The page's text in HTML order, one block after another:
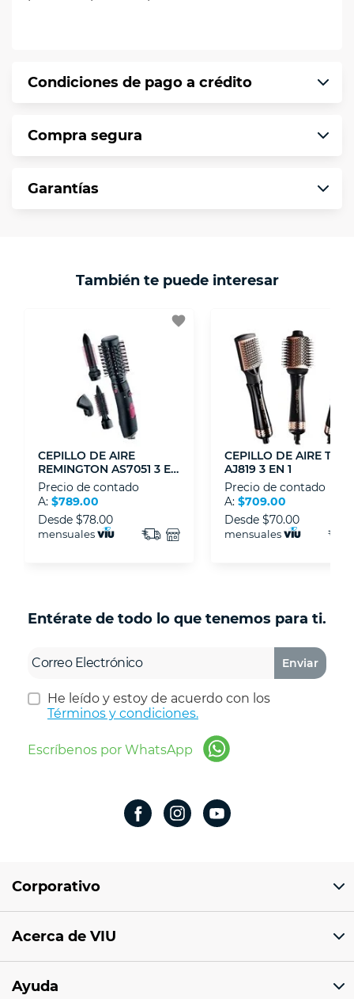
Condiciones de pago a crédito
puntualmente. Al finalizar tu compra generas
*Sujeto a aprobación de crédito conforme a
norma de VIU.
Compra segura
segura de principio a fin.
- Certificados de seguridad SSL y Encriptación
- Sello de confianza correspondiente,
disposiciones legales y Códigos de Ética de la
Asociación Mexicana de Internet (AIMX).
- Nos encontramos en la lista de socios Activos
de la Asociación de Internet.MX.
Garantías
También te puede interesar
favorite
CEPILLO DE AIRE
REMINGTON AS7051 3 EN
1Precio de contado
A: $789.00
Desde $78.00
mensuales
CEPILLO DE AIRE
AJ819 3 EN 1
Precio de contado
A: $709.00
Desde $70.00
mensuales
Entérate de todo lo que tenemos para ti.
Enviar
He leído y estoy de acuerdo con los
Términos y condiciones.
Escríbenos por WhatsApp
Corporativo
Av 18 de marzo # 309. Colonia la Nogalera.
México
Acerca de VIU
Ayuda